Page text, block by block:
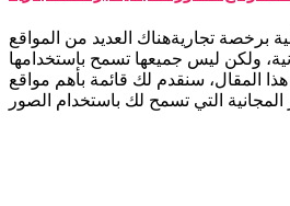
برخصة تجاريةهناك العديد من المواقع
ولكن ليس جميعها تسمح باستخدامها
المقال، سنقدم لك قائمة بأهم مواقع
المجانية التي تسمح لك باستخدام الصور